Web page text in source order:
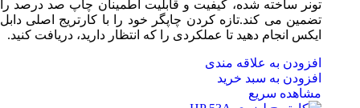
تونر ساخته شده، کیفیت و قابلیت اطمینان چاپ صد درصد را
تضمین می کند.تازه کردن چاپگر خود را با کارتریج اصلی دابل
ایکس انجام دهید تا عملکردی را که انتظار دارید، دریافت کنید.
افزودن به علاقه مندی
افزودن به سبد خرید
مشاهده سریع